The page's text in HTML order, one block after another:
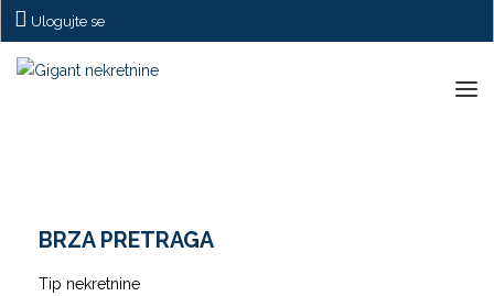
Ulogujte se
BRZA PRETRAGA
Tip nekretnine